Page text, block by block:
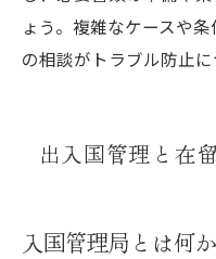
ょう。複雑なケースや
の相談がトラブル防止に
出入国管理と在
入国管理局とは何